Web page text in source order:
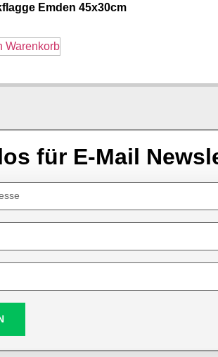
Emden 45x30cm
Warenkorb
für E-Mail